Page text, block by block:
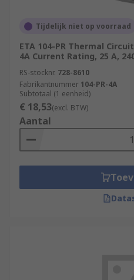
Tijdelijk niet op voorraad
ETA 104-PR Thermal
4A Current Rating, 25 A,
RS-stocknr. 728-8610
Fabrikantnummer 104-PR-4A
Subtotaal (1 eenheid)
€ 18,53(excl. BTW)
Aantal